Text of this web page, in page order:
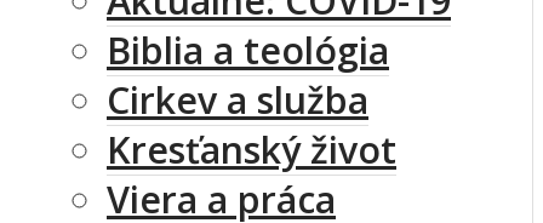
Biblia a teológia
Cirkev a služba
Kresťanský život
Viera a práca